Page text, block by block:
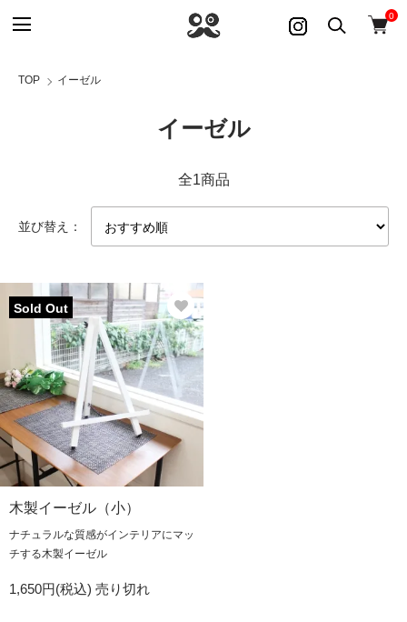
0
TOP イーゼル
イーゼル
全1商品
並び替え：
Sold Out
木製イーゼル（小）
ナチュラルな質感がインテリアにマッ
チする木製イーゼル
1,650円(税込) 売り切れ